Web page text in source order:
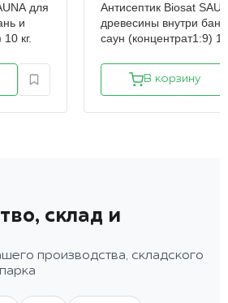
для
и
кг.
Антисептик Biosat
древесины внутри
саун (концентрат1:9) 1
В корзину
склад и
производства, складского